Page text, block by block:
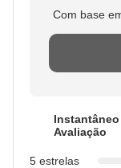
Com base
Avaliação
5 estrelas